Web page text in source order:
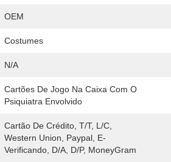
OEM
Costumes
N/A
Cartões De Jogo Na Caixa Com O
Psiquiatra Envolvido
Cartão De Crédito, T/T, L/C,
Western Union, Paypal, E-
Verificando, D/A, D/P, MoneyGram